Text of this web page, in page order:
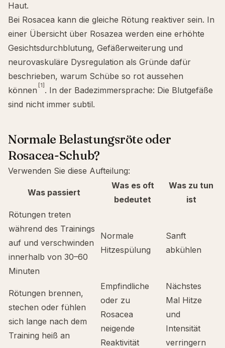
Haut.
Bei Rosacea kann die gleiche Rötung reaktiver sein. In
einer Übersicht über Rosazea werden eine erhöhte
Gesichtsdurchblutung, Gefäßerweiterung und
neurovaskuläre Dysregulation als Gründe dafür
beschrieben, warum Schübe so rot aussehen
können [1] . In der Badezimmersprache: Die Blutgefäße
sind nicht immer subtil.
Normale Belastungsröte oder
Rosacea-Schub?
Verwenden Sie diese Aufteilung:
Was passiert
Was es oft
bedeutet
Was zu tun
ist
Rötungen treten
während des Trainings
auf und verschwinden
innerhalb von 30–60
Minuten
Normale
Hitzespülung
Sanft
abkühlen
Rötungen brennen,
stechen oder fühlen
sich lange nach dem
Training heiß an
Empfindliche
oder zu
Rosacea
neigende
Reaktivität
Nächstes
Mal Hitze
und
Intensität
verringern